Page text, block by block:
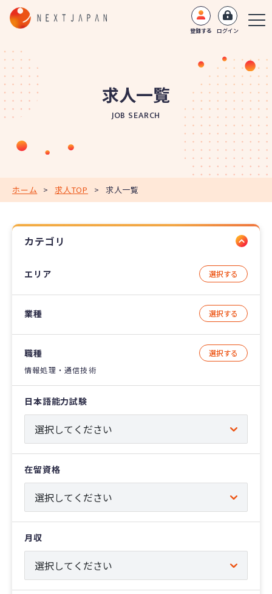
登録する ログイン
求人一覧
JOB SEARCH
ホーム > 求人TOP > 求人一覧
カテゴリ
エリア 選択する
業種 選択する
職種
選択する
情報処理・通信技術
日本語能力試験
在留資格
月収